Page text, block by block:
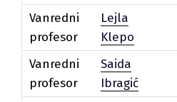
Vanredni
profesor
Lejla
Klepo
Vanredni
profesor
Saida
Ibragić